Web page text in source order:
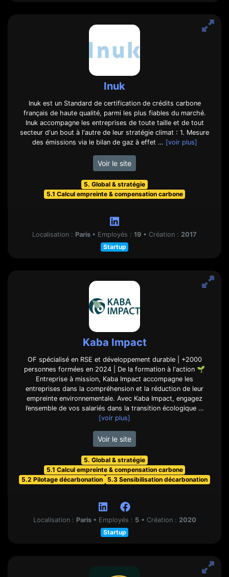
Inuk
Inuk est un Standard de certification de crédits carbone
français de haute qualité, parmi les plus fiables du marché.
Inuk accompagne les entreprises de toute taille et de tout
secteur d'un bout à l'autre de leur stratégie climat : 1. Mesure
des émissions via le bilan de gaz à effet … [voir plus]
Voir le site
5. Global & stratégie
5.1 Calcul empreinte & compensation carbone
Localisation : Paris • Employés : 19 • Création : 2017
Startup
Kaba Impact
OF spécialisé en RSE et développement durable | +2000
personnes formées en 2024 | De la formation à l'action 🌱
Entreprise à mission, Kaba Impact accompagne les
entreprises dans la compréhension et la réduction de leur
empreinte environnementale. Avec Kaba Impact, engagez
l’ensemble de vos salariés dans la transition écologique …
[voir plus]
Voir le site
5. Global & stratégie
5.1 Calcul empreinte & compensation carbone
5.2 Pilotage décarbonation
5.3 Sensibilisation décarbonation
Localisation : Paris • Employés : 5 • Création : 2020
Startup